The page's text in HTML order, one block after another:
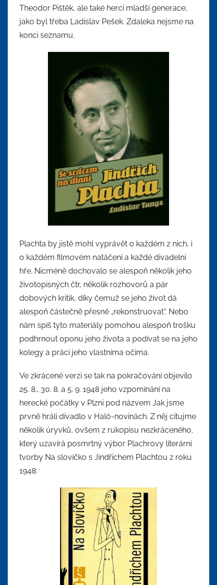
Theodor Pištěk, ale také herci mladší generace,
jako byl třeba Ladislav Pešek. Zdaleka nejsme na
konci seznamu.
Plachta by jistě mohl vyprávět o každém z nich, i
o každém filmovém natáčení a každé divadelní
hře. Nicméně dochovalo se alespoň několik jeho
životopisných čtr, několik rozhovorů a pár
dobových kritik, díky čemuž se jeho život dá
alespoň částečně přesně „rekonstruovat“. Nebo
nám spíš tyto materiály pomohou alespoň trošku
podhrnout oponu jeho života a podívat se na jeho
kolegy a práci jeho vlastníma očima.
Ve zkrácené verzi se tak na pokračování objevilo
25. 8., 30. 8. a 5. 9. 1948 jeho vzpomínání na
herecké počátky v Plzni pod názvem Jak jsme
prvně hráli divadlo v Haló-novinách. Z něj citujme
několik úryvků, ovšem z rukopisu nezkráceného,
který uzavírá posmrtný výbor Plachrovy literární
tvorby Na slovíčko s Jindřichem Plachtou z roku
1948: